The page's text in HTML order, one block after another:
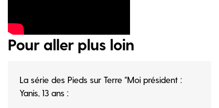
Pour aller plus loin
La série des Pieds sur Terre "Moi président :
Yanis, 13 ans :